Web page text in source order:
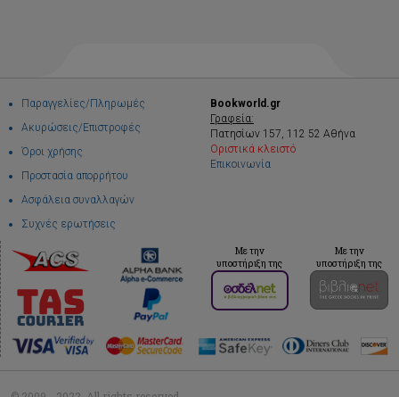
Παραγγελίες/Πληρωμές
Ακυρώσεις/Επιστροφές
Όροι χρήσης
Προστασία απορρήτου
Ασφάλεια συναλλαγών
Συχνές ερωτήσεις
Bookworld.gr
Γραφεία:
Πατησίων 157, 112 52 Αθήνα
Οριστικά κλειστό
Επικοινωνία
Με την
υποστήριξη της
Με την
υποστήριξη της